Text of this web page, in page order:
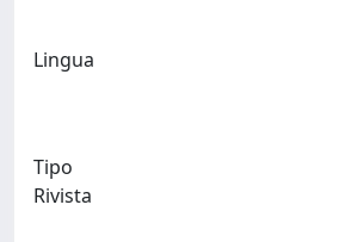
Lingua
Tipo
Rivista